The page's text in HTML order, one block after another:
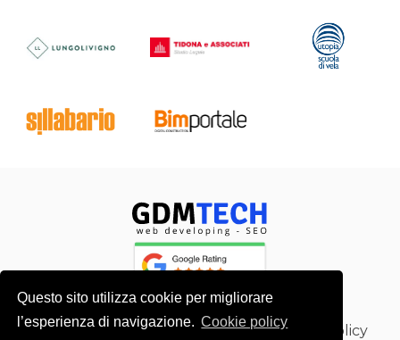
Questo sito utilizza cookie per migliorare
l’esperienza di navigazione. Cookie policy
Chi sono Contatto wiki SEO Privacy Policy